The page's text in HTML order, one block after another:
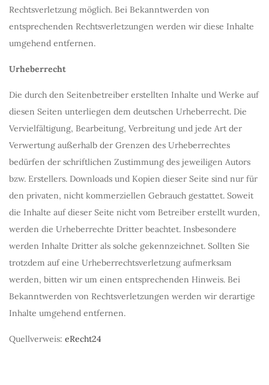
Rechtsverletzung möglich. Bei Bekanntwerden von
entsprechenden Rechtsverletzungen werden wir diese Inhalte
umgehend entfernen.
Urheberrecht
Die durch den Seitenbetreiber erstellten Inhalte und Werke auf
diesen Seiten unterliegen dem deutschen Urheberrecht. Die
Vervielfältigung, Bearbeitung, Verbreitung und jede Art der
Verwertung außerhalb der Grenzen des Urheberrechtes
bedürfen der schriftlichen Zustimmung des jeweiligen Autors
bzw. Erstellers. Downloads und Kopien dieser Seite sind nur für
den privaten, nicht kommerziellen Gebrauch gestattet. Soweit
die Inhalte auf dieser Seite nicht vom Betreiber erstellt wurden,
werden die Urheberrechte Dritter beachtet. Insbesondere
werden Inhalte Dritter als solche gekennzeichnet. Sollten Sie
trotzdem auf eine Urheberrechtsverletzung aufmerksam
werden, bitten wir um einen entsprechenden Hinweis. Bei
Bekanntwerden von Rechtsverletzungen werden wir derartige
Inhalte umgehend entfernen.
Quellverweis: eRecht24